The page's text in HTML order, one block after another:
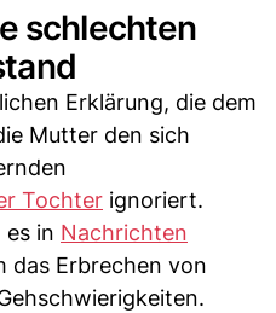
schlechten
Erklärung, die dem
Mutter den sich
Tochter ignoriert.
in Nachrichten
das Erbrechen von